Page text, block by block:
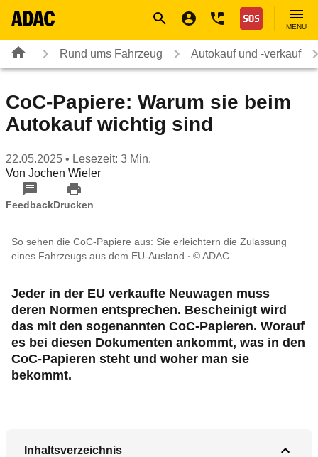
Nothilfe
MENÜ
Rund ums Fahrzeug Autokauf und -verkauf
CoC-Papiere: Warum sie beim
Autokauf wichtig sind
22.05.2025 • Lesezeit: 3 Min.
Von Jochen Wieler
FeedbackDrucken
So sehen die CoC-Papiere aus: Sie erleichtern die Zulassung
eines Fahrzeugs aus dem EU-Ausland
© ADAC
Jeder in der EU verkaufte Neuwagen muss
deren Normen entsprechen. Bescheinigt wird
das mit den sogenannten CoC-Papieren. Worauf
es bei diesen Dokumenten ankommt, was in den
CoC-Papieren steht und woher man sie
bekommt.
Inhaltsverzeichnis